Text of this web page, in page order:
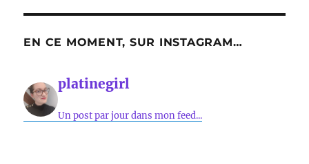
EN CE MOMENT, SUR INSTAGRAM…
platinegirl
Un post par jour dans mon feed...